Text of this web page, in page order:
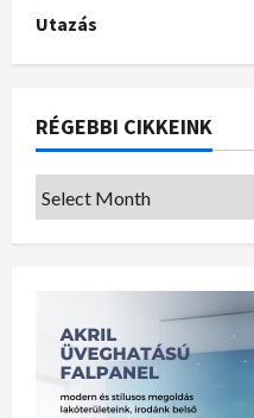
Utazás
RÉGEBBI CIKKEINK